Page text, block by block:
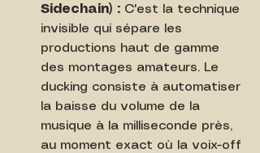
Sidechain) : C'est la technique
invisible qui sépare les
productions haut de gamme
des montages amateurs. Le
ducking consiste à automatiser
la baisse du volume de la
musique à la milliseconde près,
au moment exact où la voix-off